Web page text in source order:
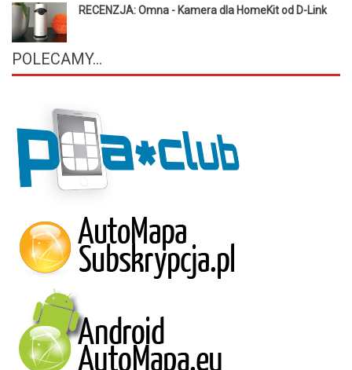
RECENZJA: Omna - Kamera dla HomeKit od D-Link
POLECAMY...